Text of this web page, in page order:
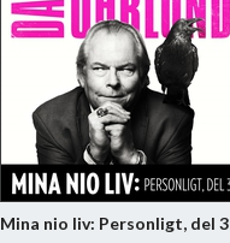
Mina nio liv: Personligt, del 3